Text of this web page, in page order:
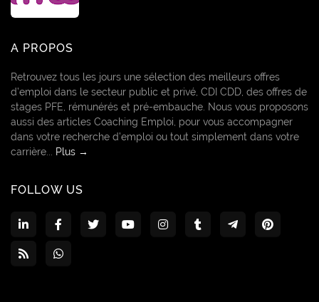
A PROPOS
Retrouvez tous les jours une sélection des meilleurs offres
d’emploi dans le secteur public et privé, CDI CDD, des offres de
stages PFE, rémunérés et pré-embauche. Nous vous proposons
aussi des articles Coaching Emploi, pour vous accompagner
dans votre recherche d’emploi ou tout simplement dans votre
carrière...
Plus →
FOLLOW US